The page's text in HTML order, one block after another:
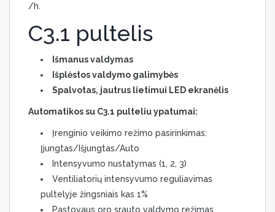
/h.
C3.1 pultelis
Išmanus valdymas
Išplėstos valdymo galimybės
Spalvotas, jautrus lietimui LED ekranėlis
Automatikos su C3.1 pulteliu ypatumai:
Įrenginio veikimo režimo pasirinkimas:
Įjungtas/Išjungtas/Auto
Intensyvumo nustatymas (1, 2, 3)
Ventiliatorių intensyvumo reguliavimas
pultelyje žingsniais kas 1%
Pastovaus oro srauto valdymo režimas